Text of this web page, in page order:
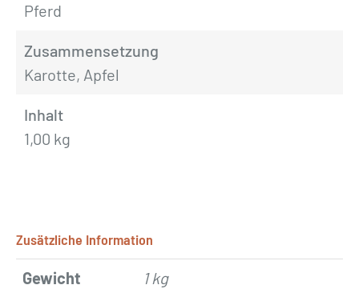
Pferd
Zusammensetzung
Karotte, Apfel
Inhalt
1,00 kg
Zusätzliche Information
Gewicht 1 kg